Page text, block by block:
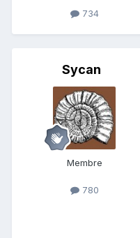
734
Sycan
Membre
780